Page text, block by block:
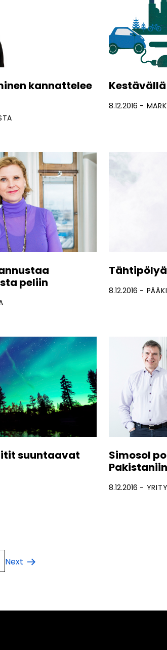
kannattelee
8.12.2016
peliin
Tähtipölyä
8.12.2016
suuntaavat
Simosol
Pakistaniin
8.12.2016
Next